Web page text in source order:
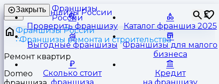
Франшизы
России
⏳
Закрыть
Проверить франшизу Каталог франшиз 2025
Выгодные франшизы Франшизы для малого
бизнеса
Сколько стоит
Кредит
Франшизы России
Франшизы ремонта и строительства
Ремонт квартир
Domeo